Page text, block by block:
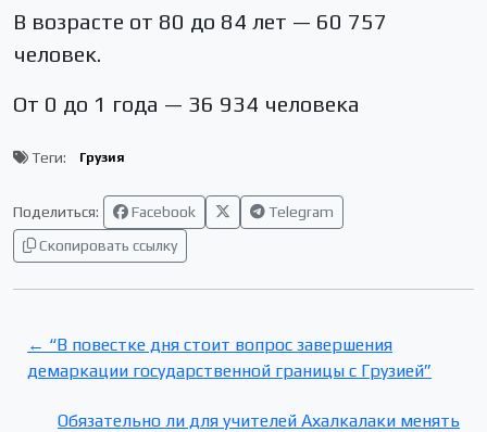
В возрасте от 80 до 84 лет — 60 757
человек.
От 0 до 1 года — 36 934 человека
Теги: Грузия
Поделиться: Facebook
Telegram
Скопировать ссылку
← “В повестке дня стоит вопрос завершения
демаркации государственной границы с Грузией”
Обязательно ли для учителей Ахалкалаки менять